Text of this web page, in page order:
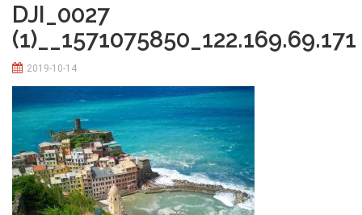
DJI_0027
(1)__1571075850_122.169.69.171
2019-10-14